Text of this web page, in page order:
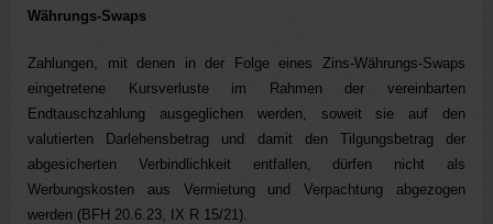
Währungs-Swaps
Zahlungen, mit denen in der Folge eines Zins-Währungs-Swaps
eingetretene Kursverluste im Rahmen der vereinbarten
Endtauschzahlung ausgeglichen werden, soweit sie auf den
valutierten Darlehensbetrag und damit den Tilgungsbetrag der
abgesicherten Verbindlichkeit entfallen, dürfen nicht als
Werbungskosten aus Vermietung und Verpachtung abgezogen
werden (BFH 20.6.23, IX R 15/21).